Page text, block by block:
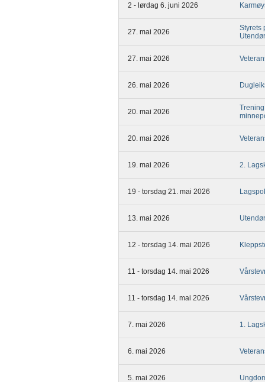
2 - lørdag 6. juni 2026
27. mai 2026
Styrets
27. mai 2026
26. mai 2026
20. mai 2026
20. mai 2026
19. mai 2026 2.
19 - torsdag 21. mai 2026
13. mai 2026
12 - torsdag 14. mai 2026
11 - torsdag 14. mai 2026
11 - torsdag 14. mai 2026
7. mai 2026 1.
6. mai 2026
5. mai 2026